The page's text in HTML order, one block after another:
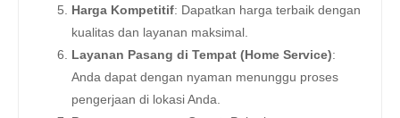
Harga Kompetitif: Dapatkan harga terbaik dengan
kualitas dan layanan maksimal.
Layanan Pasang di Tempat (Home Service):
Anda dapat dengan nyaman menunggu proses
pengerjaan di lokasi Anda.